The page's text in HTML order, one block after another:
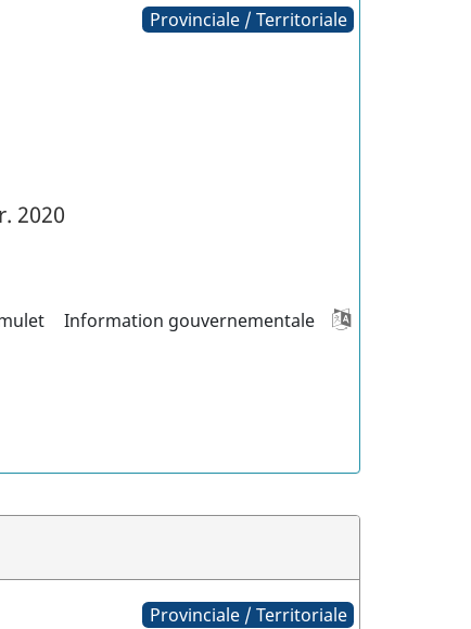
Provinciale / Territoriale
2020
Information gouvernementale
Provinciale / Territoriale